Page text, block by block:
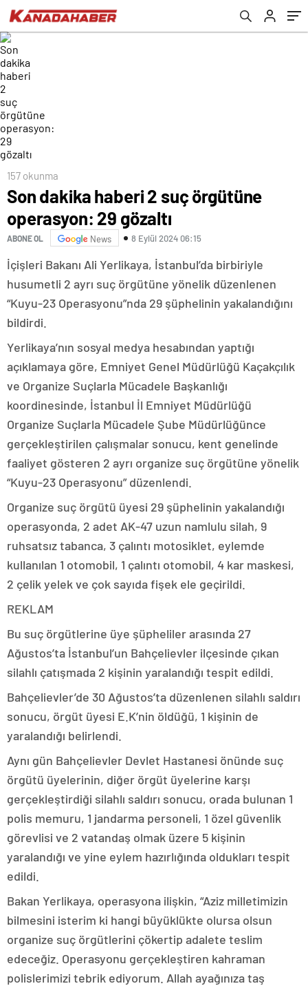
157 okunma
Son dakika haberi 2 suç örgütüne
operasyon: 29 gözaltı
ABONE OL News 8 Eylül 2024 06:15
İçişleri Bakanı Ali Yerlikaya, İstanbul’da birbiriyle
husumetli 2 ayrı suç örgütüne yönelik düzenlenen
“Kuyu-23 Operasyonu”nda 29 şüphelinin yakalandığını
bildirdi.
Yerlikaya’nın sosyal medya hesabından yaptığı
açıklamaya göre, Emniyet Genel Müdürlüğü Kaçakçılık
ve Organize Suçlarla Mücadele Başkanlığı
koordinesinde, İstanbul İl Emniyet Müdürlüğü
Organize Suçlarla Mücadele Şube Müdürlüğünce
gerçekleştirilen çalışmalar sonucu, kent genelinde
faaliyet gösteren 2 ayrı organize suç örgütüne yönelik
“Kuyu-23 Operasyonu” düzenlendi.
Organize suç örgütü üyesi 29 şüphelinin yakalandığı
operasyonda, 2 adet AK-47 uzun namlulu silah, 9
ruhsatsız tabanca, 3 çalıntı motosiklet, eylemde
kullanılan 1 otomobil, 1 çalıntı otomobil, 4 kar maskesi,
2 çelik yelek ve çok sayıda fişek ele geçirildi.
REKLAM
Bu suç örgütlerine üye şüpheliler arasında 27
Ağustos’ta İstanbul’un Bahçelievler ilçesinde çıkan
silahlı çatışmada 2 kişinin yaralandığı tespit edildi.
Bahçelievler’de 30 Ağustos’ta düzenlenen silahlı saldırı
sonucu, örgüt üyesi E.K’nin öldüğü, 1 kişinin de
yaralandığı belirlendi.
Aynı gün Bahçelievler Devlet Hastanesi önünde suç
örgütü üyelerinin, diğer örgüt üyelerine karşı
gerçekleştirdiği silahlı saldırı sonucu, orada bulunan 1
polis memuru, 1 jandarma personeli, 1 özel güvenlik
görevlisi ve 2 vatandaş olmak üzere 5 kişinin
yaralandığı ve yine eylem hazırlığında oldukları tespit
edildi.
Bakan Yerlikaya, operasyona ilişkin, “Aziz milletimizin
bilmesini isterim ki hangi büyüklükte olursa olsun
organize suç örgütlerini çökertip adalete teslim
edeceğiz. Operasyonu gerçekleştiren kahraman
polislerimizi tebrik ediyorum. Allah ayağınıza taş